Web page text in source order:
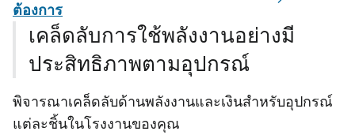
ต้องการ
เคล็ดลับการใช้พลังงานอย่างมี
ประสิทธิภาพตามอุปกรณ์
พิจารณาเคล็ดลับด้านพลังงานและเงินสําหรับอุปกรณ์
แต่ละชิ้นในโรงงานของคุณ